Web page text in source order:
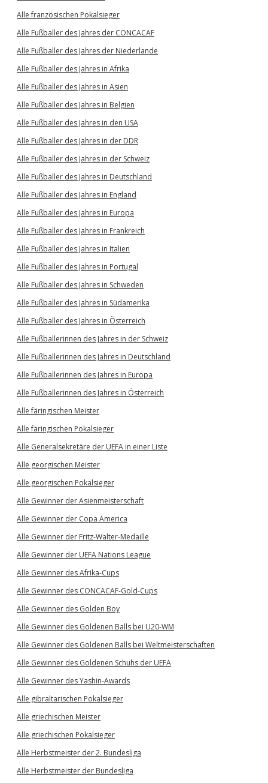
Alle französischen Pokalsieger
Alle Fußballer des Jahres der CONCACAF
Alle Fußballer des Jahres der Niederlande
Alle Fußballer des Jahres in Afrika
Alle Fußballer des Jahres in Asien
Alle Fußballer des Jahres in Belgien
Alle Fußballer des Jahres in den USA
Alle Fußballer des Jahres in der DDR
Alle Fußballer des Jahres in der Schweiz
Alle Fußballer des Jahres in Deutschland
Alle Fußballer des Jahres in England
Alle Fußballer des Jahres in Europa
Alle Fußballer des Jahres in Frankreich
Alle Fußballer des Jahres in Italien
Alle Fußballer des Jahres in Portugal
Alle Fußballer des Jahres in Schweden
Alle Fußballer des Jahres in Südamerika
Alle Fußballer des Jahres in Österreich
Alle Fußballerinnen des Jahres in der Schweiz
Alle Fußballerinnen des Jahres in Deutschland
Alle Fußballerinnen des Jahres in Europa
Alle Fußballerinnen des Jahres in Österreich
Alle färingischen Meister
Alle färingischen Pokalsieger
Alle Generalsekretäre der UEFA in einer Liste
Alle georgischen Meister
Alle georgischen Pokalsieger
Alle Gewinner der Asienmeisterschaft
Alle Gewinner der Copa America
Alle Gewinner der Fritz-Walter-Medaille
Alle Gewinner der UEFA Nations League
Alle Gewinner des Afrika-Cups
Alle Gewinner des CONCACAF-Gold-Cups
Alle Gewinner des Golden Boy
Alle Gewinner des Goldenen Balls bei U20-WM
Alle Gewinner des Goldenen Balls bei Weltmeisterschaften
Alle Gewinner des Goldenen Schuhs der UEFA
Alle Gewinner des Yashin-Awards
Alle gibraltarischen Pokalsieger
Alle griechischen Meister
Alle griechischen Pokalsieger
Alle Herbstmeister der 2. Bundesliga
Alle Herbstmeister der Bundesliga